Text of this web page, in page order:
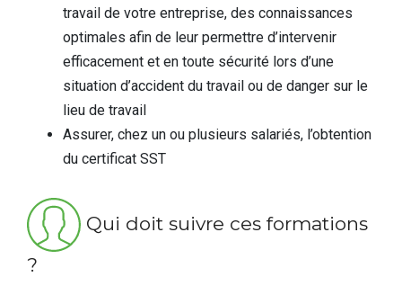
travail de votre entreprise, des connaissances
optimales afin de leur permettre d’intervenir
efficacement et en toute sécurité lors d’une
situation d’accident du travail ou de danger sur le
lieu de travail
Assurer, chez un ou plusieurs salariés, l’obtention
du certificat SST
Qui doit suivre ces formations
?